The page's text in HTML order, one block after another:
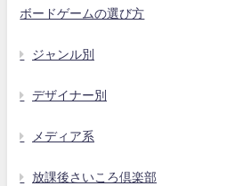
ボードゲームの選び方
ジャンル別
デザイナー別
メディア系
放課後さいころ倶楽部